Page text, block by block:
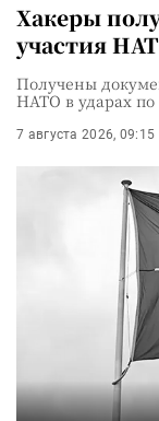
Хакеры
участия
Получены
НАТО в ударах по
7 августа 2026, 09:15